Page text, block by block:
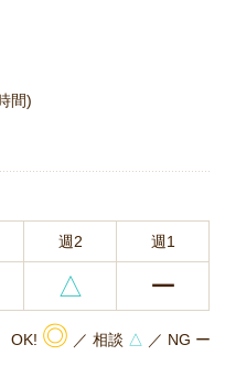
間)
週2 週1
△ ー
OK! ◎ ／ 相談 △ ／ NG ー